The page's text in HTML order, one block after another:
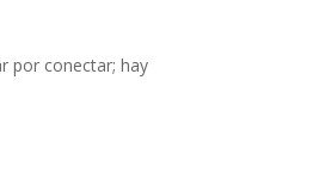
por conectar; hay